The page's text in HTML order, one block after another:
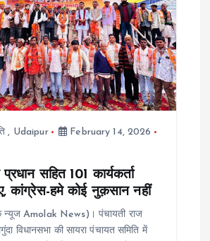
, Udaipur
February 14, 2026
सहित 101 कार्यकर्ता
कांग्रेस-हमे कोई नुक़सान नहीं
Amolak News)। पंचायती राज
विधानसभा की सायरा पंचायत समिति में